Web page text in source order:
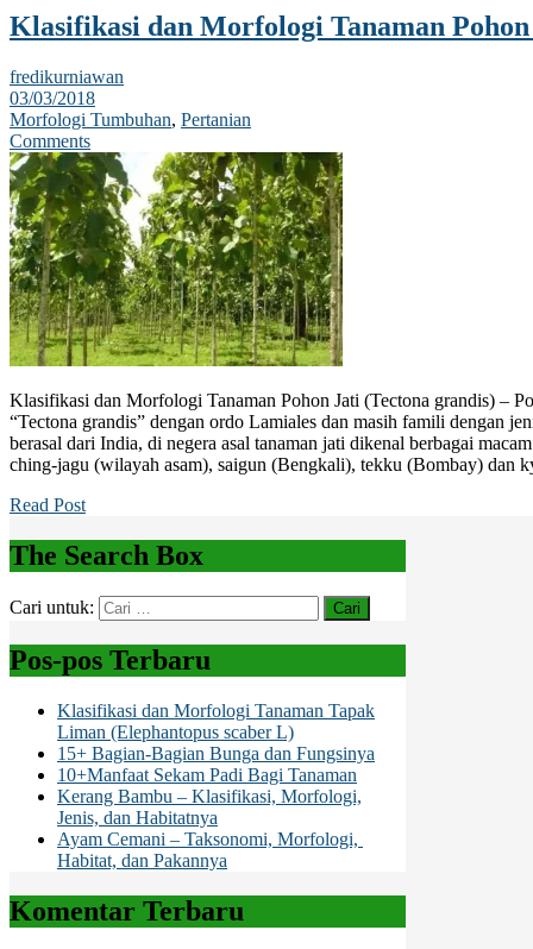
Klasifikasi dan Morfologi Tanaman
fredikurniawan
03/03/2018
Morfologi Tumbuhan, Pertanian
Comments
Klasifikasi dan Morfologi Tanaman Pohon Jati (Tectona grandis) –
“Tectona grandis” dengan ordo Lamiales dan masih famili dengan
berasal dari India, di negera asal tanaman jati dikenal berbagai
ching-jagu (wilayah asam), saigun (Bengkali), tekku (Bombay)
Read Post
The Search Box
Cari untuk:
Pos-pos Terbaru
Klasifikasi dan Morfologi Tanaman Tapak
Liman (Elephantopus scaber L)
15+ Bagian-Bagian Bunga dan Fungsinya
10+Manfaat Sekam Padi Bagi Tanaman
Kerang Bambu – Klasifikasi, Morfologi,
Jenis, dan Habitatnya
Ayam Cemani – Taksonomi, Morfologi,
Habitat, dan Pakannya
Komentar Terbaru